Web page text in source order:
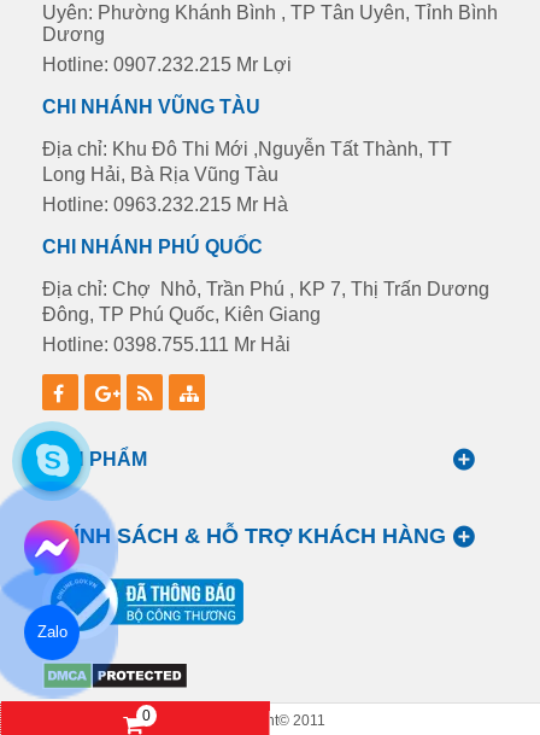
Uyên: Phường Khánh Bình , TP Tân Uyên, Tỉnh Bình
Dương
Hotline: 0907.232.215 Mr Lợi
CHI NHÁNH VŨNG TÀU
Địa chỉ: Khu Đô Thi Mới ,Nguyễn Tất Thành, TT
Long Hải, Bà Rịa Vũng Tàu
Hotline: 0963.232.215 Mr Hà
CHI NHÁNH PHÚ QUỐC
Địa chỉ: Chợ Nhỏ, Trần Phú , KP 7, Thị Trấn Dương
Đông, TP Phú Quốc, Kiên Giang
Hotline: 0398.755.111 Mr Hải
SẢN PHẨM
CHÍNH SÁCH & HỖ TRỢ KHÁCH HÀNG
Copyright© 2011
0
Zalo